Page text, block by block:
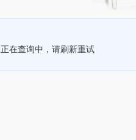
正在查询中，请刷新重试